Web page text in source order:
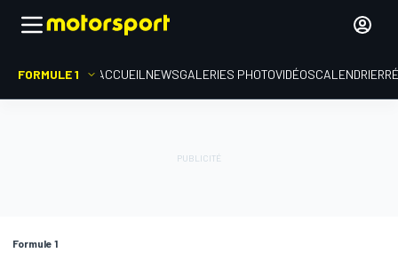
FORMULE 1 ACCUEIL NEWSGALERIES PHOTOVIDÉOSCALENDRIER
Formule 1